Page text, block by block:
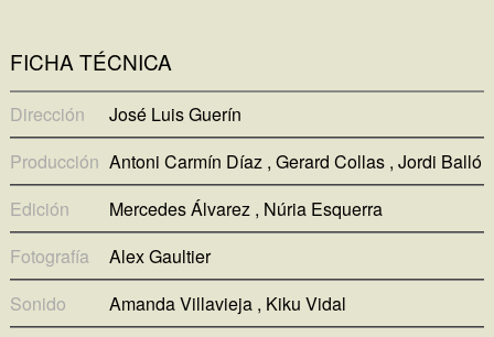
FICHA TÉCNICA
Dirección
José Luis Guerín
Producción Antoni Carmín Díaz Gerard Collas Jordi Balló
Edición
Mercedes Álvarez Núria Esquerra
Fotografía
Alex Gaultier
Sonido
Amanda Villavieja Kiku Vidal